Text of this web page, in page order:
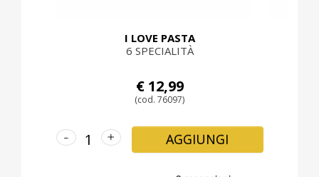
I LOVE PASTA
6 SPECIALITÀ
€ 12,99
(cod. 76097)
+
- AGGIUNGI